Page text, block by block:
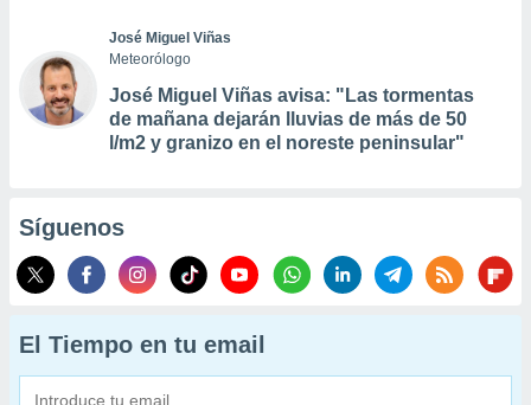
José Miguel Viñas
Meteorólogo
José Miguel Viñas avisa: "Las tormentas
de mañana dejarán lluvias de más de 50
l/m2 y granizo en el noreste peninsular"
Síguenos
El Tiempo en tu email